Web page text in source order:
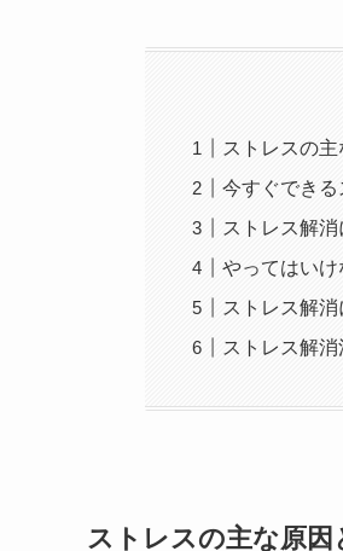
ストレスの主
今すぐでき
ストレス解
やってはい
ストレス解消
ストレス解消
ストレスの主な原因